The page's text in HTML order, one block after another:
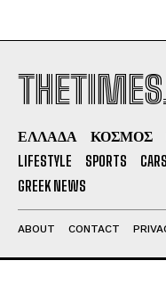
ΕΛΛΑΔΑ ΚΟΣΜΟΣ
LIFESTYLE
SPORTS
GREEK NEWS
ABOUT CONTACT